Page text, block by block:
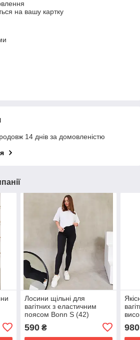
на вашу картку
14 днів за домовленістю
Лосини щільні для
вагітних з еластичним
поясом Bonn S (42)
590₴ 980